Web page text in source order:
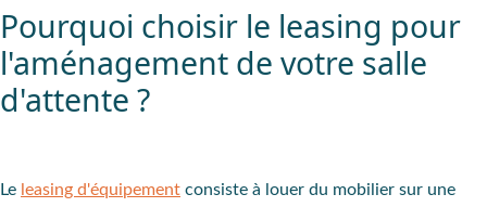
Pourquoi choisir le leasing pour
l'aménagement de votre salle
d'attente ?
Le leasing d'équipement consiste à louer du mobilier sur une